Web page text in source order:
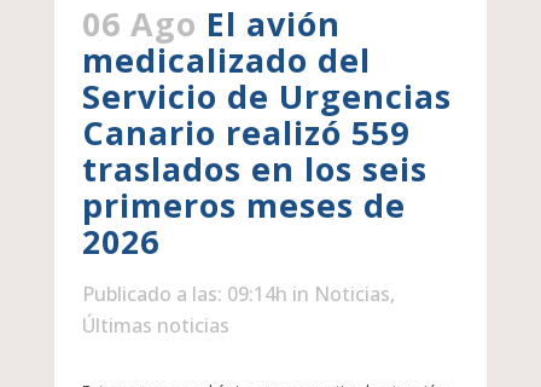
06 Ago El avión
medicalizado del
Servicio de Urgencias
Canario realizó 559
traslados en los seis
primeros meses de
2026
Publicado a las: 09:14h in Noticias,
Últimas noticias